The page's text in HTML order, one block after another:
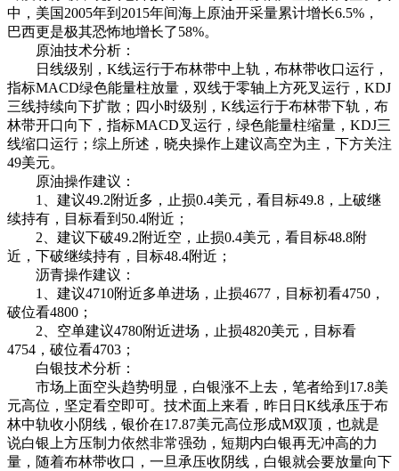
中，美国2005年到2015年间海上原油开采量累计增长6.5%，
巴西更是极其恐怖地增长了58%。
原油技术分析：
日线级别，K线运行于布林带中上轨，布林带收口运行，
指标MACD绿色能量柱放量，双线于零轴上方死叉运行，KDJ
三线持续向下扩散；四小时级别，K线运行于布林带下轨，布
林带开口向下，指标MACD叉运行，绿色能量柱缩量，KDJ三
线缩口运行；综上所述，晓央操作上建议高空为主，下方关注
49美元。
原油操作建议：
1、建议49.2附近多，止损0.4美元，看目标49.8，上破继
续持有，目标看到50.4附近；
2、建议下破49.2附近空，止损0.4美元，看目标48.8附
近，下破继续持有，目标48.4附近；
沥青操作建议：
1、建议4710附近多单进场，止损4677，目标初看4750，
破位看4800；
2、空单建议4780附近进场，止损4820美元，目标看
4754，破位看4703；
白银技术分析：
市场上面空头趋势明显，白银涨不上去，笔者给到17.8美
元高位，坚定看空即可。技术面上来看，昨日日K线承压于布
林中轨收小阴线，银价在17.87美元高位形成M双顶，也就是
说白银上方压制力依然非常强劲，短期内白银再无冲高的力
量，随着布林带收口，一旦承压收阴线，白银就会要放量向下